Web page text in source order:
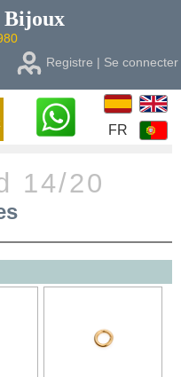
Bijoux
Registre | Se connecter
FR
14/20